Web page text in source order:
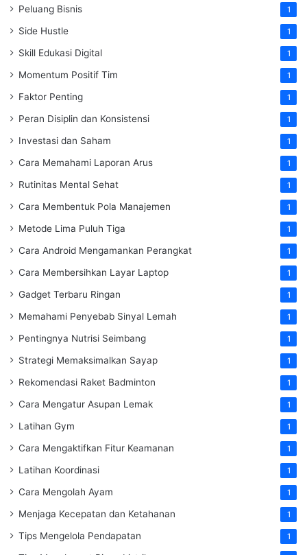
Peluang Bisnis 1
Side Hustle 1
Skill Edukasi Digital 1
Momentum Positif Tim 1
Faktor Penting 1
Peran Disiplin dan Konsistensi 1
Investasi dan Saham 1
Cara Memahami Laporan Arus 1
Rutinitas Mental Sehat 1
Cara Membentuk Pola Manajemen 1
Metode Lima Puluh Tiga 1
Cara Android Mengamankan Perangkat 1
Cara Membersihkan Layar Laptop 1
Gadget Terbaru Ringan 1
Memahami Penyebab Sinyal Lemah 1
Pentingnya Nutrisi Seimbang 1
Strategi Memaksimalkan Sayap 1
Rekomendasi Raket Badminton 1
Cara Mengatur Asupan Lemak 1
Latihan Gym 1
Cara Mengaktifkan Fitur Keamanan 1
Latihan Koordinasi 1
Cara Mengolah Ayam 1
Menjaga Kecepatan dan Ketahanan 1
Tips Mengelola Pendapatan 1